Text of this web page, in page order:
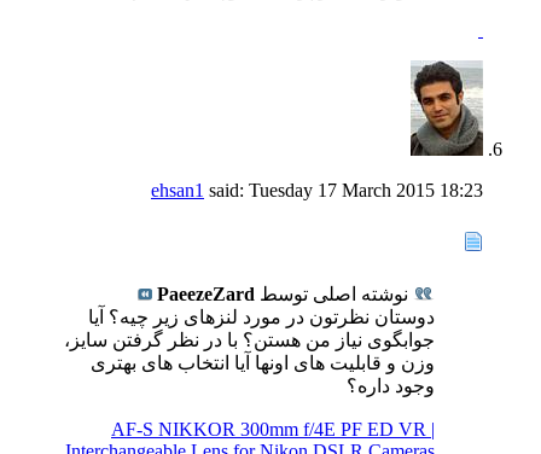
ehsan1 said: Tuesday 17 March 2015 18:23
نوشته اصلی توسط PaeezeZard
دوستان نظرتون در مورد لنزهای زیر چیه؟ آیا
جوابگوی نیاز من هستن؟ با در نظر گرفتن سایز،
وزن و قابلیت های اونها آیا انتخاب های بهتری
وجود داره؟
AF-S NIKKOR 300mm f/4E PF ED VR |